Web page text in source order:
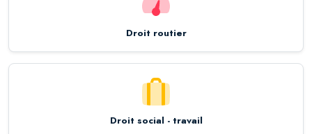
Droit routier
Droit social - travail